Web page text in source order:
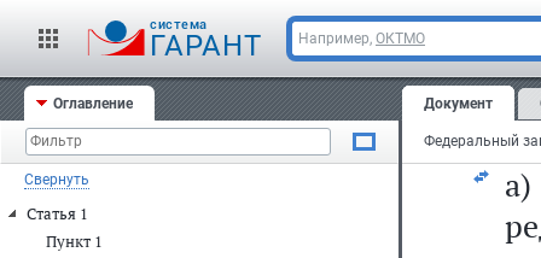
cистема
ГАРАНТ Например, ОКТМО
Оглавление
Свернуть
Статья 1
Пункт 1
Документ